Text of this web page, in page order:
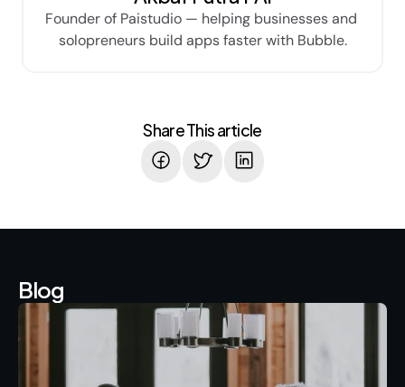
Founder of Paistudio — helping businesses and
solopreneurs build apps faster with Bubble.
Share This article
Blog